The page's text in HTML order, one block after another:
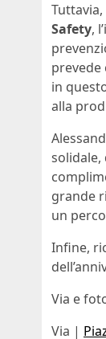
Safety,
in
alla
solidale,
grande
un
Infine,
Via e
Via |